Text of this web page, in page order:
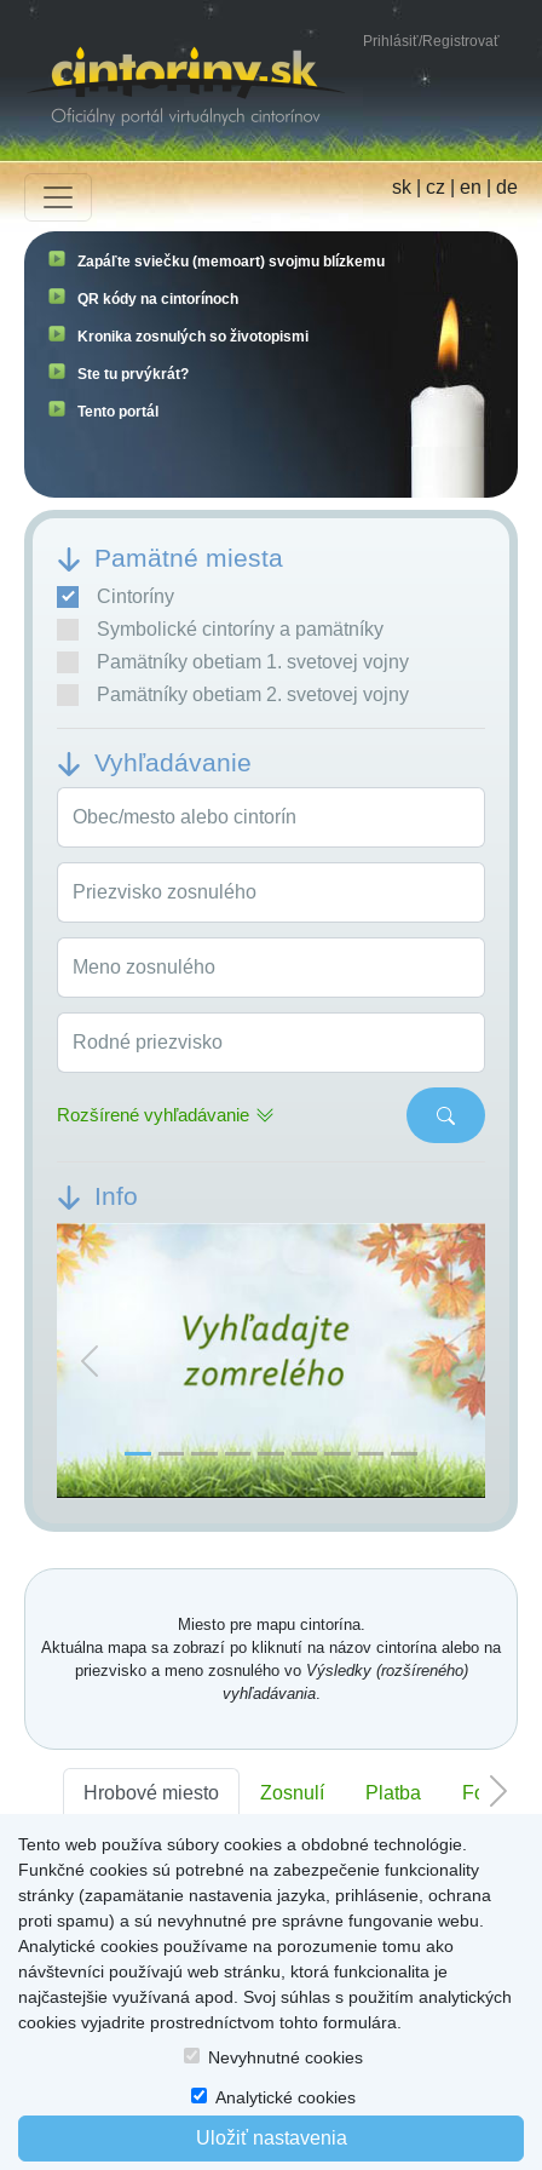
Prihlásiť/Registrovať
sk|cz|en|de
Zapáľte sviečku (memoart) svojmu blízkemu
QR kódy na cintorínoch
Kronika zosnulých so životopismi
Ste tu prvýkrát?
Tento portál
Pamätné miesta
Cintoríny
Symbolické cintoríny a pamätníky
Pamätníky obetiam 1. svetovej vojny
Pamätníky obetiam 2. svetovej vojny
Vyhľadávanie
Obec/mesto alebo cintorín
Priezvisko zosnulého
Meno zosnulého
Rodné priezvisko
Rozšírené vyhľadávanie
Info
Previous Next
Miesto pre mapu cintorína.
Aktuálna mapa sa zobrazí po kliknutí na názov cintorína alebo na
priezvisko a meno zosnulého vo Výsledky (rozšíreného)
vyhľadávania.
Hrobové miesto Zosnulí Platba Foto
Sektor:- Rad:- Číslo:-
Miesto pre informácie o hrobovom mieste
Produkty a služby |Citáty|O cintorínoch|
Tento web používa súbory cookies a obdobné technológie.
Funkčné cookies sú potrebné na zabezpečenie funkcionality
stránky (zapamätanie nastavenia jazyka, prihlásenie, ochrana
proti spamu) a sú nevyhnutné pre správne fungovanie webu.
Analytické cookies používame na porozumenie tomu ako
návštevníci používajú web stránku, ktorá funkcionalita je
najčastejšie využívaná apod. Svoj súhlas s použitím analytických
cookies vyjadrite prostredníctvom tohto formulára.
Nevyhnutné cookies
Analytické cookies
Uložiť nastavenia